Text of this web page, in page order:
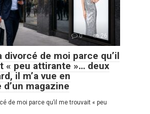
0 26
divorcé de moi parce qu’il
« peu attirante »… deux
il m’a vue en
magazine
de moi parce qu’il me trouvait « peu